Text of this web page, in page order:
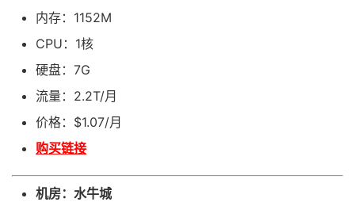
内存：1152M
CPU：1核
硬盘：7G
流量：2.2T/月
价格：$1.07/月
购买链接
机房：水牛城